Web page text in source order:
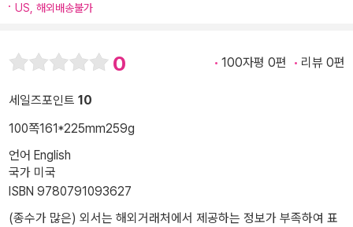
US, 해외배송불가
0 100자평 0편 리뷰 0편
세일즈포인트 10
100쪽161*225mm259g
언어 English
국가 미국
ISBN 9780791093627
(종수가 많은) 외서는 해외거래처에서 제공하는 정보가 부족하여 표